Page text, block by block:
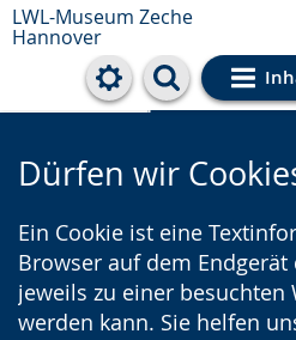
LWL-Museum Zeche
Hannover
Cookie-
Dürfen wir
Ein Cookie ist eine
Browser auf dem Endgerät
jeweils zu einer besuchten
werden kann. Sie helfen